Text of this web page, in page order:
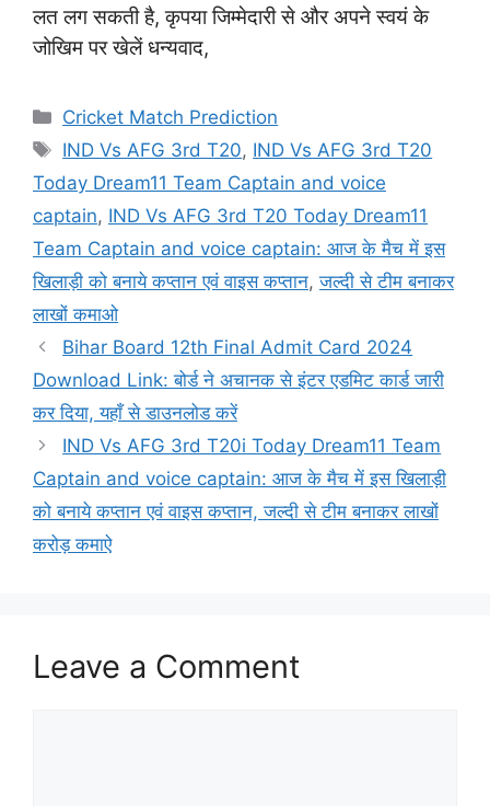
लत लग सकती है, कृपया जिम्मेदारी से और अपने स्वयं के
जोखिम पर खेलें धन्यवाद,
Categories
Cricket Match Prediction
Tags
IND Vs AFG 3rd T20, IND Vs AFG 3rd T20
Today Dream11 Team Captain and voice
captain, IND Vs AFG 3rd T20 Today Dream11
Team Captain and voice captain: आज के मैच में इस
खिलाड़ी को बनाये कप्तान एवं वाइस कप्तान,जल्दी से टीम बनाकर
लाखों कमाओ
Bihar Board 12th Final Admit Card 2024
Download Link: बोर्ड ने अचानक से इंटर एडमिट कार्ड जारी
कर दिया, यहाँ से डाउनलोड करें
IND Vs AFG 3rd T20i Today Dream11 Team
Captain and voice captain: आज के मैच में इस खिलाड़ी
को बनाये कप्तान एवं वाइस कप्तान, जल्दी से टीम बनाकर लाखों
करोड़ कमाऐ
Leave a Comment